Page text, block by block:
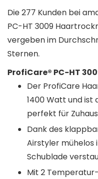
Die 277 Kunden bei
PC-HT 3009
vergeben im
Sternen.
ProfiCare® PC-HT
Der ProfiCare
1400 Watt und ist
perfekt für
Dank des
Airstyler mühelos
Schublade
Mit 2